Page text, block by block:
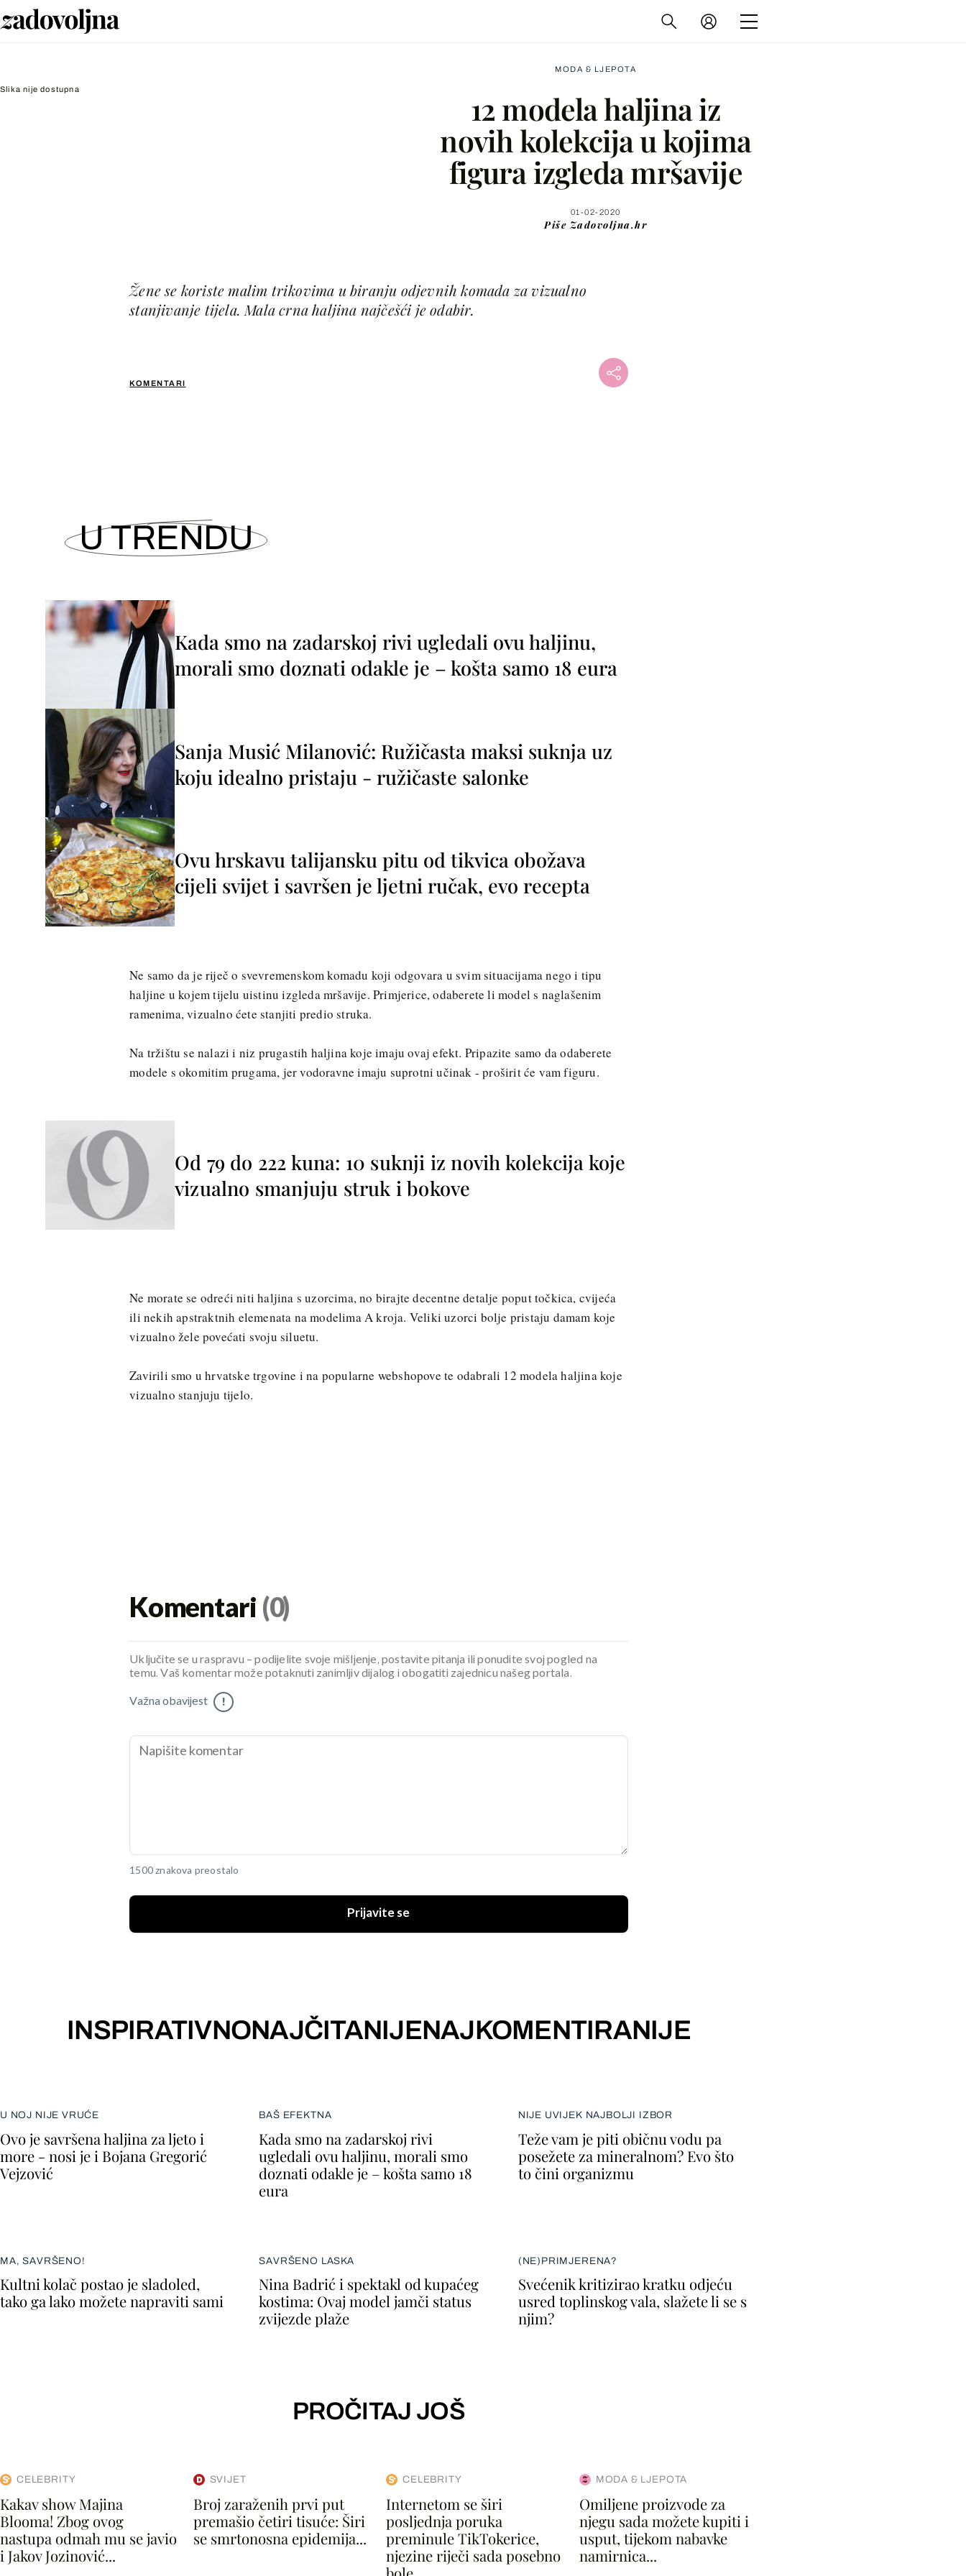
Slika nije dostupna
MODA & LJEPOTA
12 modela haljina iz
novih kolekcija u kojima
figura izgleda mršavije
01-02-2020
Piše Zadovoljna.hr
KOMENTARI
Žene se koriste malim trikovima u biranju odjevnih komada za vizualno
stanjivanje tijela. Mala crna haljina najčešći je odabir.
Facebook
Viber
U TRENDU
Kada smo na zadarskoj rivi ugledali ovu haljinu,
morali smo doznati odakle je – košta samo 18 eura
Sanja Musić Milanović: Ružičasta maksi suknja uz
koju idealno pristaju - ružičaste salonke
Ovu hrskavu talijansku pitu od tikvica obožava
cijeli svijet i savršen je ljetni ručak, evo recepta
Ne samo da je riječ o svevremenskom komadu koji odgovara u svim situacijama nego i tipu
haljine u kojem tijelu uistinu izgleda mršavije. Primjerice, odaberete li model s naglašenim
ramenima, vizualno ćete stanjiti predio struka.
Na tržištu se nalazi i niz prugastih haljina koje imaju ovaj efekt. Pripazite samo da odaberete
modele s okomitim prugama, jer vodoravne imaju suprotni učinak - proširit će vam figuru.
Od 79 do 222 kuna: 10 suknji iz novih kolekcija koje
vizualno smanjuju struk i bokove
Ne morate se odreći niti haljina s uzorcima, no birajte decentne detalje poput točkica, cvijeća
ili nekih apstraktnih elemenata na modelima A kroja. Veliki uzorci bolje pristaju damam koje
vizualno žele povećati svoju siluetu.
Zavirili smo u hrvatske trgovine i na popularne webshopove te odabrali 12 modela haljina koje
vizualno stanjuju tijelo.
Komentari (0)
Uključite se u raspravu – podijelite svoje mišljenje, postavite pitanja ili ponudite svoj pogled na
temu. Vaš komentar može potaknuti zanimljiv dijalog i obogatiti zajednicu našeg portala.
Važna obavijest !
1500 znakova preostalo
Prijavite se
INSPIRATIVNONAJČITANIJENAJKOMENTIRANIJE
U NOJ NIJE VRUĆE
Ovo je savršena haljina za ljeto i
more - nosi je i Bojana Gregorić
Vejzović
BAŠ EFEKTNA
Kada smo na zadarskoj rivi
ugledali ovu haljinu, morali smo
doznati odakle je – košta samo 18
eura
NIJE UVIJEK NAJBOLJI IZBOR
Teže vam je piti običnu vodu pa
posežete za mineralnom? Evo što
to čini organizmu
MA, SAVRŠENO!
Kultni kolač postao je sladoled,
tako ga lako možete napraviti sami
SAVRŠENO LASKA
Nina Badrić i spektakl od kupaćeg
kostima: Ovaj model jamči status
zvijezde plaže
(NE)PRIMJERENA?
Svećenik kritizirao kratku odjeću
usred toplinskog vala, slažete li se s
njim?
PROČITAJ JOŠ
CELEBRITY
Kakav show Majina
Blooma! Zbog ovog
nastupa odmah mu se javio
i Jakov Jozinović...
SVIJET
Broj zaraženih prvi put
premašio četiri tisuće: Širi
se smrtonosna epidemija...
CELEBRITY
Internetom se širi
posljednja poruka
preminule TikTokerice,
njezine riječi sada posebno
MODA & LJEPOTA
Omiljene proizvode za
njegu sada možete kupiti i
usput, tijekom nabavke
namirnica...